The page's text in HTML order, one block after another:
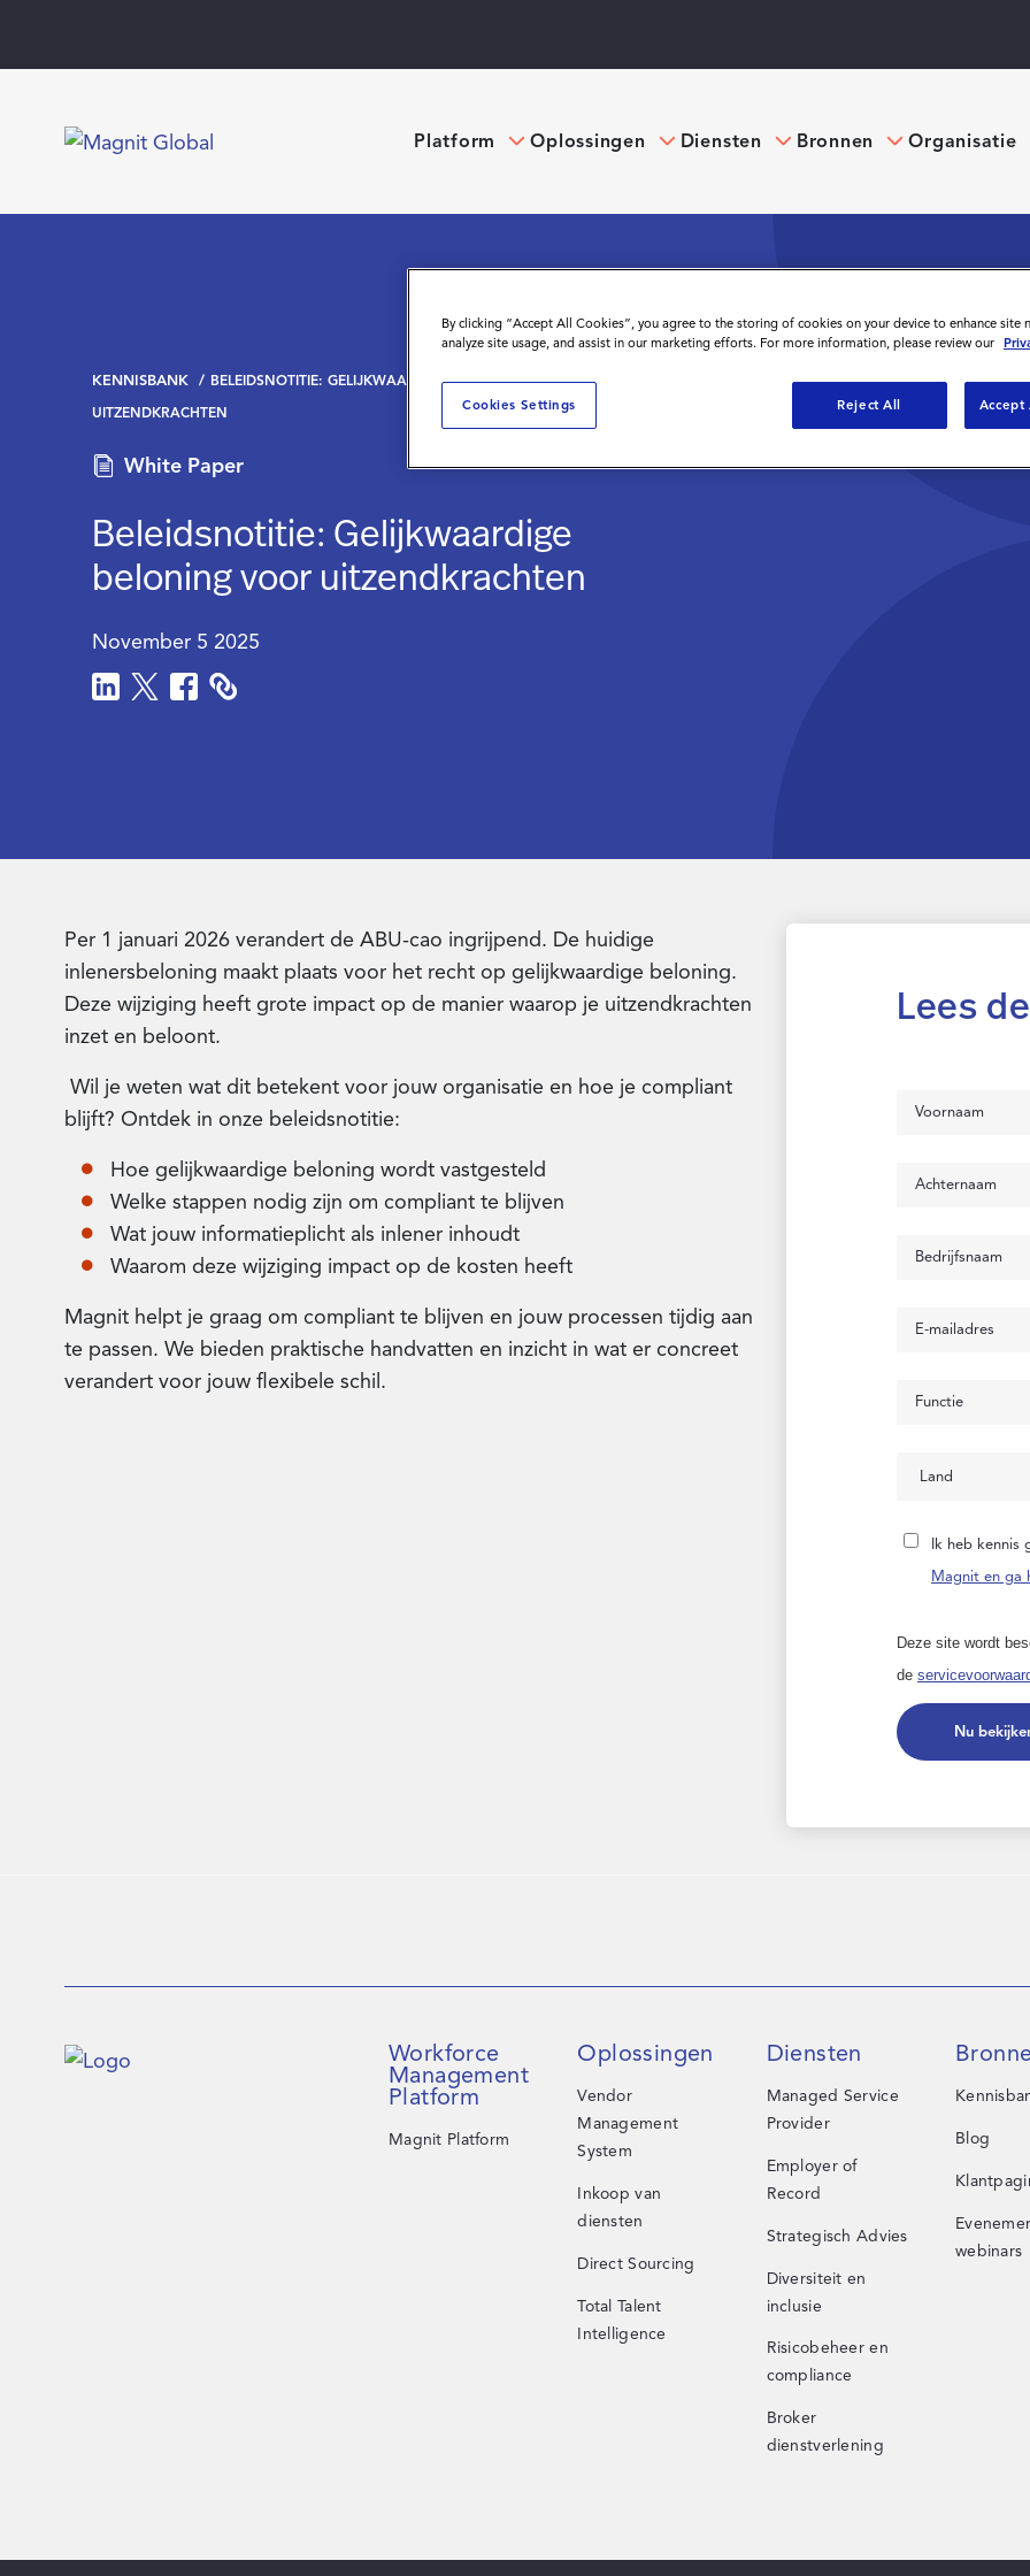
Platform Oplossingen Diensten Bronnen Organisatie
KENNISBANK
BELEIDSNOTITIE: GELIJKWAARDIGE BELONING VOOR
UITZENDKRACHTEN
White Paper
Beleidsnotitie: Gelijkwaardige
beloning voor uitzendkrachten
November 5 2025
Per 1 januari 2026 verandert de ABU-cao ingrijpend. De huidige
inlenersbeloning maakt plaats voor het recht op gelijkwaardige beloning.
Deze wijziging heeft grote impact op de manier waarop je uitzendkrachten
inzet en beloont.
Wil je weten wat dit betekent voor jouw organisatie en hoe je compliant
blijft? Ontdek in onze beleidsnotitie:
Hoe gelijkwaardige beloning wordt vastgesteld
Welke stappen nodig zijn om compliant te blijven
Wat jouw informatieplicht als inlener inhoudt
Waarom deze wijziging impact op de kosten heeft
Magnit helpt je graag om compliant te blijven en jouw processen tijdig aan
te passen. We bieden praktische handvatten en inzicht in wat er concreet
verandert voor jouw flexibele schil.
Lees
Ik heb kennis
Magnit en ga
Deze site wordt
de
Nu
Workforce
Management
Platform
Magnit Platform
Oplossingen
Vendor
Management
System
Inkoop van
diensten
Direct Sourcing
Total Talent
Intelligence
Diensten
Managed Service
Provider
Employer of
Record
Strategisch Advies
Diversiteit en
inclusie
Risicobeheer en
compliance
Broker
dienstverlening
Blog
webinars
By clicking “Accept All Cookies”, you agree to the storing of cookies on your device to enhance site
analyze site usage, and assist in our marketing efforts. For more information, please review our
Reject All Accept
Cookies Settings